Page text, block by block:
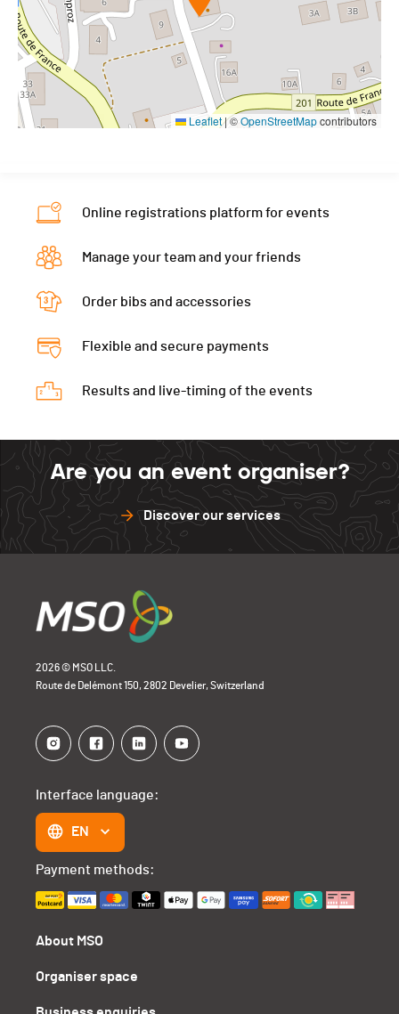
Leaflet|©OpenStreetMapcontributors
Online registrations platform for events
Manage your team and your friends
Order bibs and accessories
Flexible and secure payments
Results and live-timing of the events
Are you an event organiser?
Discover our services
2026 © MSO LLC.
Route de Delémont 150, 2802 Develier, Switzerland
About MSO
Organiser space
Interface language:
EN
Payment methods: